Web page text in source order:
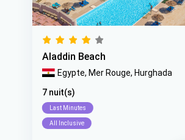
Aladdin Beach
Egypte, Mer Rouge, Hurghada
7 nuit(s)
Last Minutes
All Inclusive